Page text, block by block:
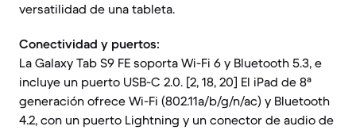
versatilidad de una tableta.
Conectividad y puertos:
La Galaxy Tab S9 FE soporta Wi-Fi 6 y Bluetooth 5.3, e
incluye un puerto USB-C 2.0. [2, 18, 20] El iPad de 8ª
generación ofrece Wi-Fi (802.11a/b/g/n/ac) y Bluetooth
4.2, con un puerto Lightning y un conector de audio de